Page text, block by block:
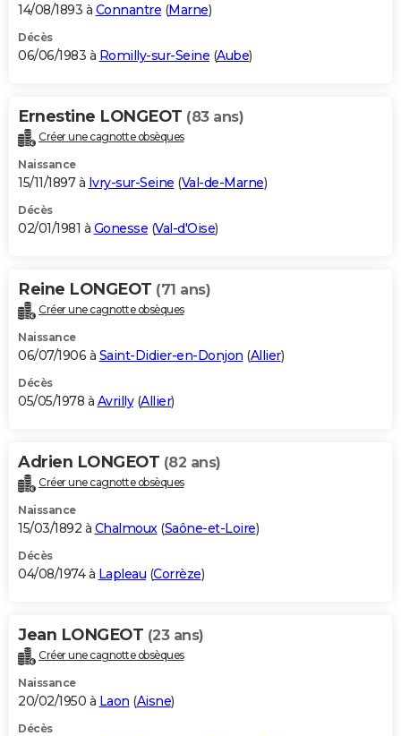
14/08/1893 à Connantre (Marne)
Décès
06/06/1983 à Romilly-sur-Seine (Aube)
Ernestine LONGEOT (83 ans)
Créer une cagnotte obsèques
Naissance
15/11/1897 à Ivry-sur-Seine (Val-de-Marne)
Décès
02/01/1981 à Gonesse (Val-d'Oise)
Reine LONGEOT (71 ans)
Créer une cagnotte obsèques
Naissance
06/07/1906 à Saint-Didier-en-Donjon (Allier)
Décès
05/05/1978 à Avrilly(Allier)
Adrien LONGEOT (82 ans)
Créer une cagnotte obsèques
Naissance
15/03/1892 à Chalmoux(Saône-et-Loire)
Décès
04/08/1974 à Lapleau (Corrèze)
Jean LONGEOT (23 ans)
Créer une cagnotte obsèques
Naissance
20/02/1950 à Laon (Aisne)
Décès